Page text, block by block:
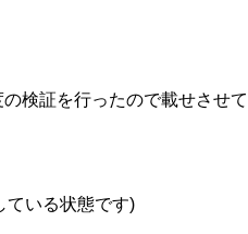
検証を行ったので載せさせて
いる状態です)